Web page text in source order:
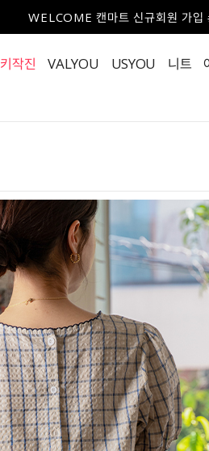
WELCOME 캔마트 신규회원 가
키작진 VALYOU USYOU 니트